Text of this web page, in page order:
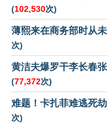
(102,530次)
薄熙来在商务部时从
次)
黄洁夫爆罗干李长春
(77,372次)
难题！卡扎菲难逃死
次)